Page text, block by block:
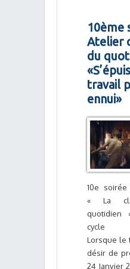
10ème
Atelier
du
travail
ennui»
10e
« La
quotidien
cycle
Lorsque le
désir de
24 Janvier